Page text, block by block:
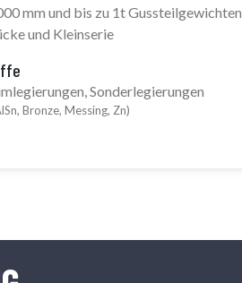
mm und bis zu 1t Gussteilgewichten
und Kleinserie
Sonderlegierungen
Bronze, Messing, Zn)